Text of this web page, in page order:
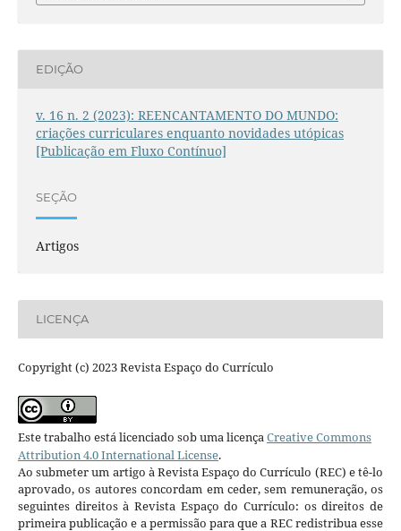
EDIÇÃO
v. 16 n. 2 (2023): REENCANTAMENTO DO MUNDO:
criações curriculares enquanto novidades utópicas
[Publicação em Fluxo Contínuo]
SEÇÃO
Artigos
LICENÇA
Copyright (c) 2023 Revista Espaço do Currículo
Este trabalho está licenciado sob uma licençaCreative Commons
Attribution 4.0 International License.
Ao submeter um artigo à Revista Espaço do Currículo (REC) e tê-lo
aprovado, os autores concordam em ceder, sem remuneração, os
seguintes direitos à Revista Espaço do Currículo: os direitos de
primeira publicação e a permissão para que a REC redistribua esse